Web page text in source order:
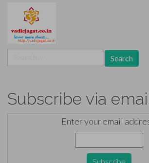
for:
Subscribe via
Enter your email